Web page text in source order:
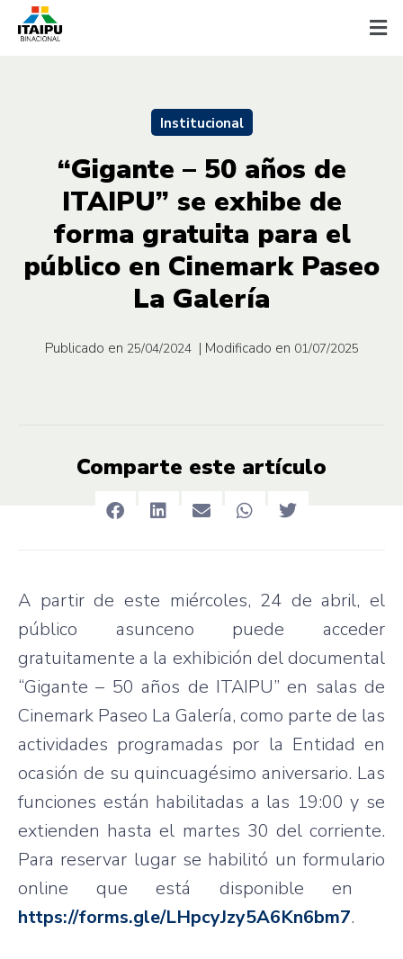
Institucional
“Gigante – 50 años de
ITAIPU” se exhibe de
forma gratuita para el
público en Cinemark Paseo
La Galería
Publicado en 25/04/2024 | Modificado en 01/07/2025
Comparte este artículo
A partir de este miércoles, 24 de abril, el
público asunceno puede acceder
gratuitamente a la exhibición del documental
“Gigante – 50 años de ITAIPU” en salas de
Cinemark Paseo La Galería, como parte de las
actividades programadas por la Entidad en
ocasión de su quincuagésimo aniversario. Las
funciones están habilitadas a las 19:00 y se
extienden hasta el martes 30 del corriente.
Para reservar lugar se habilitó un formulario
online que está disponible en
https://forms.gle/LHpcyJzy5A6Kn6bm7.